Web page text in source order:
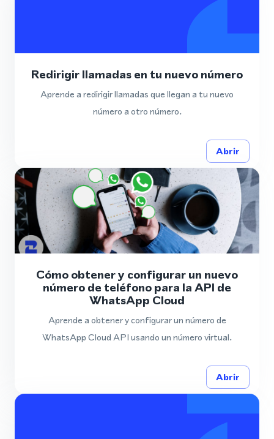
Redirigir llamadas en tu nuevo número
Aprende a redirigir llamadas que llegan a tu nuevo
número a otro número.
Abrir
Cómo obtener y configurar un nuevo
número de teléfono para la API de
WhatsApp Cloud
Aprende a obtener y configurar un número de
WhatsApp Cloud API usando un número virtual.
Abrir